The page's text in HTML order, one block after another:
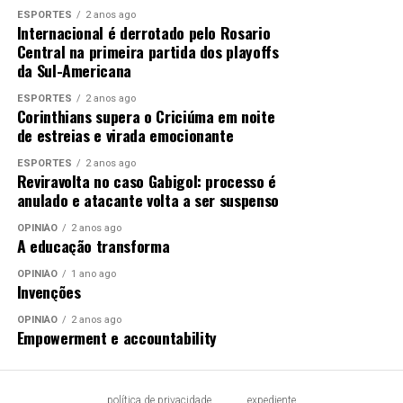
ESPORTES 2 anos ago
Internacional é derrotado pelo Rosario
Central na primeira partida dos playoffs
da Sul-Americana
ESPORTES 2 anos ago
Corinthians supera o Criciúma em noite
de estreias e virada emocionante
ESPORTES 2 anos ago
Reviravolta no caso Gabigol: processo é
anulado e atacante volta a ser suspenso
OPINIÃO 2 anos ago
A educação transforma
OPINIÃO 1 ano ago
Invenções
OPINIÃO 2 anos ago
Empowerment e accountability